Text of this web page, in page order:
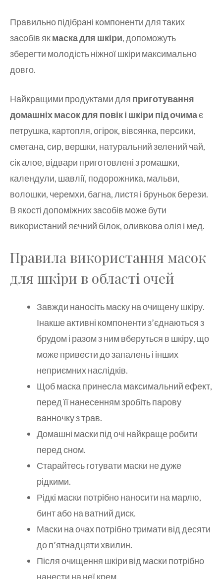
Правильно підібрані компоненти для таких
засобів якмаска для шкіри, допоможуть
зберегти молодість ніжної шкіри максимально
довго.
Найкращими продуктами для приготування
домашніх масок для повік і шкіри під очимає
петрушка, картопля, огірок, вівсянка, персики,
сметана, сир, вершки, натуральний зелений чай,
сік алое, відвари приготовлені з ромашки,
календули, шавлії, подорожника, мальви,
волошки, черемхи, багна, листя і бруньок берези.
В якості допоміжних засобів може бути
використаний яєчний білок, оливкова олія і мед.
Правила використання масок
для шкіри в області очей
Завжди наносіть маску на очищену шкіру.
Інакше активні компоненти з’єднаються з
брудом і разом з ним вберуться в шкіру, що
може привести до запалень і інших
неприємних наслідків.
Щоб маска принесла максимальний ефект,
перед її нанесенням зробіть парову
ванночку з трав.
Домашні маски під очі найкраще робити
перед сном.
Старайтесь готувати маски не дуже
рідкими.
Рідкі маски потрібно наносити на марлю,
бинт або на ватний диск.
Маски на очах потрібно тримати від десяти
до п’ятнадцяти хвилин.
Після очищення шкіри від маски потрібно
нанести на неї крем.